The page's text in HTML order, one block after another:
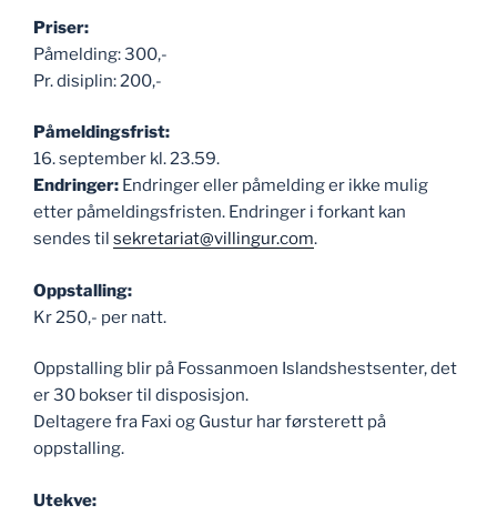
Priser:
Påmelding: 300,-
Pr. disiplin: 200,-
Påmeldingsfrist:
16. september kl. 23.59.
Endringer: Endringer eller påmelding er ikke mulig
etter påmeldingsfristen. Endringer i forkant kan
sendes til sekretariat@villingur.com.
Oppstalling:
Kr 250,- per natt.
Oppstalling blir på Fossanmoen Islandshestsenter, det
er 30 bokser til disposisjon.
Deltagere fra Faxi og Gustur har førsterett på
oppstalling.
Utekve: